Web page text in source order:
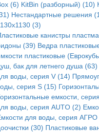
(6) KitBin (разборный) (10)
Нестандартные решения
(3)
канистры
(39) Ведра
пластиковые
бак для летнего душа (63)
воды, серия V (14)
серия S (15)
емкости,
воды, серия AUTO (2)
для воды, серия АГРО
(30) Пластиковые